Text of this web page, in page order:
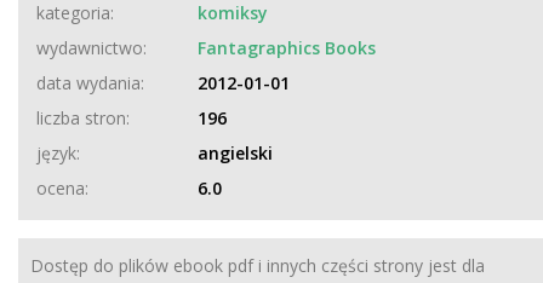
kategoria:
komiksy
wydawnictwo:
Fantagraphics Books
data wydania:
2012-01-01
liczba stron:
196
język:
angielski
ocena:
6.0
Dostęp do plików ebook pdf i innych części strony jest dla